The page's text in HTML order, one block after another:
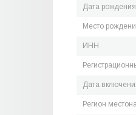
Дата рождения
Место
ИНН
Дата
Регион